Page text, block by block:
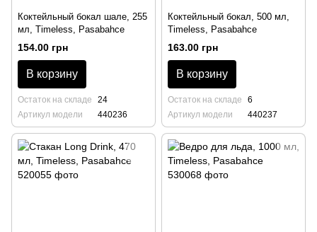
Коктейльный бокал шале, 255
мл, Timeless, Pasabahce
154.00 грн
В корзину
Остаток на складе
24
Артикул модели
440236
Коктейльный бокал, 500 мл,
Timeless, Pasabahce
163.00 грн
В корзину
Остаток на складе
6
Артикул модели
440237